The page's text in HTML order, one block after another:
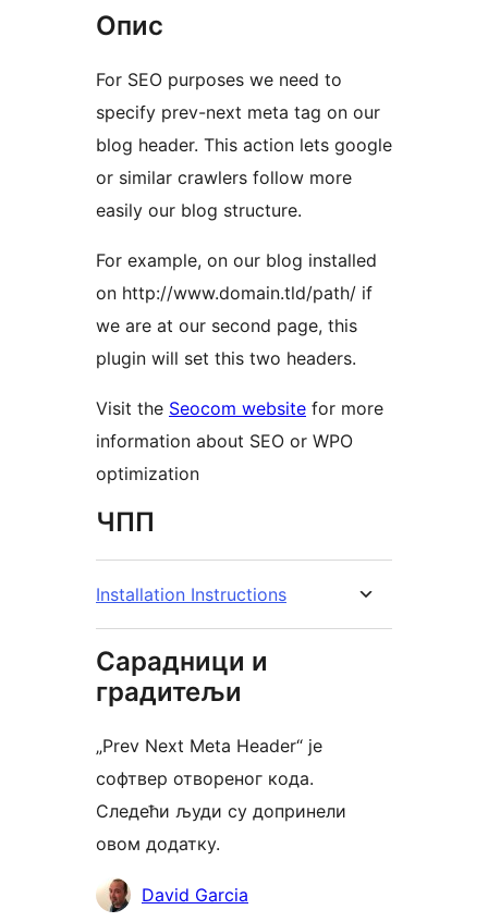
Опис
For SEO purposes we need to
specify prev-next meta tag on our
blog header. This action lets google
or similar crawlers follow more
easily our blog structure.
For example, on our blog installed
on http://www.domain.tld/path/ if
we are at our second page, this
plugin will set this two headers.
Visit the Seocom website for more
information about SEO or WPO
optimization
ЧПП
Installation Instructions
Сарадници и
градитељи
„Prev Next Meta Header“ је
софтвер отвореног кода.
Следећи људи су допринели
овом додатку.
СараднициDavid Garcia